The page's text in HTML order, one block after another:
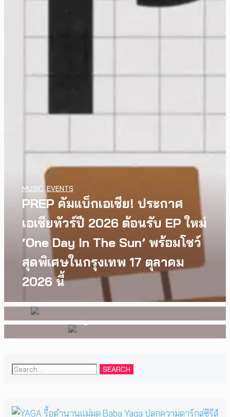
PREP คัมแบ็กเอเชีย! ประกาศ
เอเชียทัวร์ปี 2026 ต้อนรับ EP ใหม่
‘One Day In The Sun’ พร้อมโชว์
สุดพิเศษในกรุงเทพ 17 ตุลาคม
2026 นี้
MUSIC ,EVENTS
[Exclusive Interview]
grentperez จากเด็กอายุ 12 ปีที่
ร้องเพลงในห้องนอน สู่การแสดง
คอนเสิร์ตต่อหน้าคนนับหมื่น
INTERVIEW,MUSIC
I Wish You All the Best เรื่องราว
ของวัยรุ่นนอนไบนารี่ กับ
ครอบครัวที่เขาเลือกได้เอง ผล
งานการกำกับภาพยนตร์เรื่องแรก
ของ Tommy Dorfman
WATCH,LGBTQIAN+
Search